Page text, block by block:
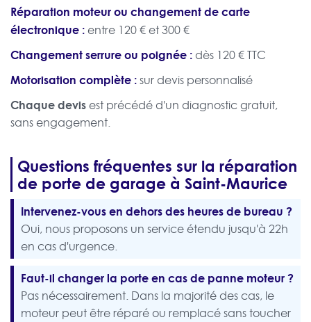
Réparation moteur ou changement de carte
électronique : entre 120 € et 300 €
Changement serrure ou poignée : dès 120 € TTC
Motorisation complète :sur devis personnalisé
Chaque devis est précédé d'un diagnostic gratuit,
sans engagement.
Questions fréquentes sur la réparation
de porte de garage à Saint-Maurice
Intervenez-vous en dehors des heures de bureau ?
Oui, nous proposons un service étendu jusqu'à 22h
en cas d'urgence.
Faut-il changer la porte en cas de panne moteur ?
Pas nécessairement. Dans la majorité des cas, le
moteur peut être réparé ou remplacé sans toucher